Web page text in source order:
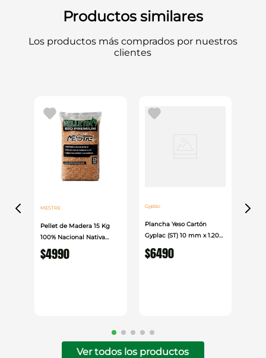
Productos similares
Los productos más comprados por nuestros
clientes
MESTRE
Pellet de Madera 15 Kg
100% Nacional Nativa
Mestre
$4990
Gyplac
Plancha Yeso Cartón
Gyplac (ST) 10 mm x 1.20
cm x 2.40cm
$6490
Ver todos los productos